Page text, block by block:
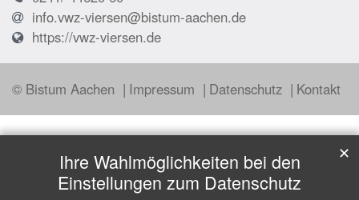
info.vwz-viersen@bistum-aachen.de
https://vwz-viersen.de
© Bistum Aachen Impressum Datenschutz Kontakt
Ihre Wahlmöglichkeiten bei den
Einstellungen zum Datenschutz
✕